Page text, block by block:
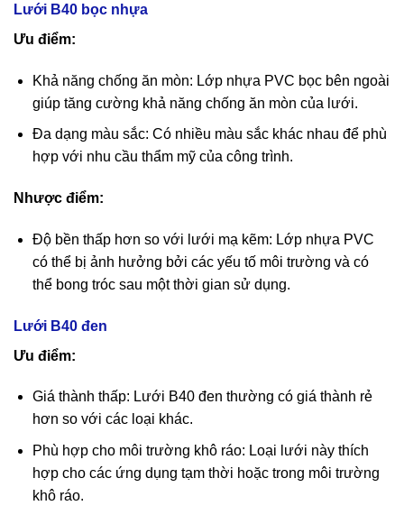
Lưới B40 bọc nhựa
Ưu điểm:
Khả năng chống ăn mòn: Lớp nhựa PVC bọc bên ngoài
giúp tăng cường khả năng chống ăn mòn của lưới.
Đa dạng màu sắc: Có nhiều màu sắc khác nhau để phù
hợp với nhu cầu thẩm mỹ của công trình.
Nhược điểm:
Độ bền thấp hơn so với lưới mạ kẽm: Lớp nhựa PVC
có thể bị ảnh hưởng bởi các yếu tố môi trường và có
thể bong tróc sau một thời gian sử dụng.
Lưới B40 đen
Ưu điểm:
Giá thành thấp: Lưới B40 đen thường có giá thành rẻ
hơn so với các loại khác.
Phù hợp cho môi trường khô ráo: Loại lưới này thích
hợp cho các ứng dụng tạm thời hoặc trong môi trường
khô ráo.